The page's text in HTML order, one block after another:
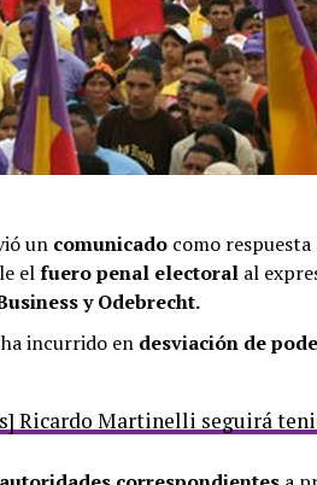
un comunicado como
elfuero penal electoral al
y Odebrecht.
incurrido en desviación de
Ricardo Martinelli seguirá